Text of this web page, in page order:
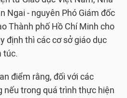
Ngai - nguyên Phó Giám đốc
Thành phố Hồ Chí Minh cho
định thì các cơ sở giáo dục
túc.
điểm rằng, đối với các
nếu trong quá trình thực hiện